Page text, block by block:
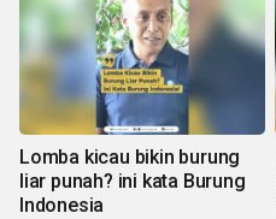
Lomba kicau bikin burung
liar punah? ini kata Burung
Indonesia